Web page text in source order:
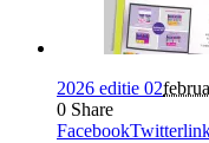
2026 editie 02
0 Share
FacebookTwitter